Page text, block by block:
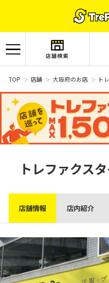
店舗検索
TOP 店舗 大阪府のお店 ト
トレファクス
店舗情報 店内紹介